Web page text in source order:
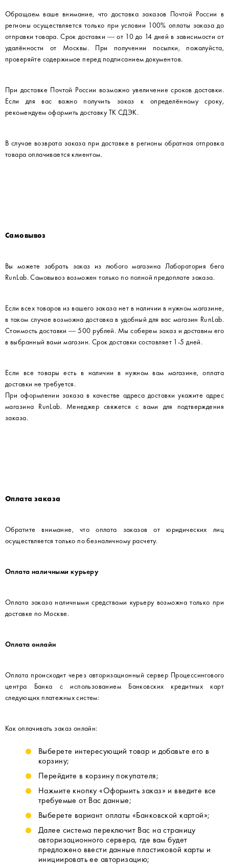
Обращаем ваше внимание, что доставка заказов Почтой России в
регионы осуществляется только при условии 100% оплаты заказа до
отправки товара. Срок доставки — от 10 до 14 дней в зависимости от
удалённости от Москвы. При получении посылки, пожалуйста,
проверяйте содержимое перед подписанием документов.
При доставке Почтой России возможно увеличение сроков доставки.
Если для вас важно получить заказ к определённому сроку,
рекомендуем оформить доставку ТК СДЭК.
В случае возврата заказа при доставке в регионы обратная отправка
товара оплачивается клиентом.
Самовывоз
Вы можете забрать заказ из любого магазина Лаборатория бега
RunLab. Самовывоз возможен только по полной предоплате заказа.
Если всех товаров из вашего заказа нет в наличии в нужном магазине,
в таком случае возможна доставка в удобный для вас магазин RunLab.
Стоимость доставки — 500 рублей. Мы соберем заказ и доставим его
в выбранный вами магазин. Срок доставки составляет 1-5 дней.
Если все товары есть в наличии в нужном вам магазине, оплата
доставки не требуется.
При оформлении заказа в качестве адреса доставки укажите адрес
магазина RunLab. Менеджер свяжется с вами для подтверждения
заказа.
Оплата заказа
Обратите внимание, что оплата заказов от юридических лиц
осуществляется только по безналичному расчету.
Оплата наличными курьеру
Оплата заказа наличными средствами курьеру возможна только при
доставке по Москве.
Оплата онлайн
Оплата происходит через авторизационный сервер Процессингового
центра Банка с использованием Банковских кредитных карт
следующих платежных систем:
Как оплачивать заказ онлайн:
Выберете интересующий товар и добавьте его в
корзину;
Перейдите в корзину покупателя;
Нажмите кнопку «Оформить заказ» и введите все
требуемые от Вас данные;
Выберете вариант оплаты «Банковской картой»;
Далее система переключит Вас на страницу
авторизационного сервера, где вам будет
предложено ввести данные пластиковой карты и
инициировать ее авторизацию;